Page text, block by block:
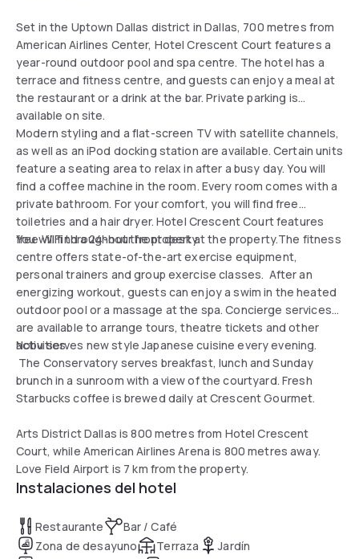
Set in the Uptown Dallas district in Dallas, 700 metres from
American Airlines Center, Hotel Crescent Court features a
year-round outdoor pool and spa centre. The hotel has a
terrace and fitness centre, and guests can enjoy a meal at
the restaurant or a drink at the bar. Private parking is
available on site.
Modern styling and a flat-screen TV with satellite channels,
as well as an iPod docking station are available. Certain units
feature a seating area to relax in after a busy day. You will
find a coffee machine in the room. Every room comes with a
private bathroom. For your comfort, you will find free
toiletries and a hair dryer. Hotel Crescent Court features
free WiFi throughout the property.
You will find a 24-hour front desk at the property.The fitness
centre offers state-of-the-art exercise equipment,
personal trainers and group exercise classes. After an
energizing workout, guests can enjoy a swim in the heated
outdoor pool or a massage at the spa. Concierge services
are available to arrange tours, theatre tickets and other
activities.
Nobu serves new style Japanese cuisine every evening.
The Conservatory serves breakfast, lunch and Sunday
brunch in a sunroom with a view of the courtyard. Fresh
Starbucks coffee is brewed daily at Crescent Gourmet.
Arts District Dallas is 800 metres from Hotel Crescent
Court, while American Airlines Arena is 800 metres away.
Love Field Airport is 7 km from the property.
Instalaciones del hotel
Restaurante
Bar / Café
Zona de desayuno
Terraza
Jardín